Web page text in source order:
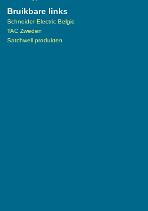
Bruikbare links
Schneider Electric Belgie
TAC Zweden
Satchwell produkten